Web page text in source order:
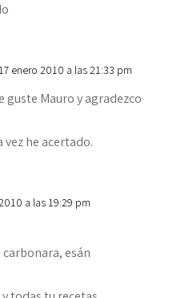
enero 2010 a las 21:33 pm
guste Mauro y agradezco
vez he acertado.
a las 19:29 pm
esán